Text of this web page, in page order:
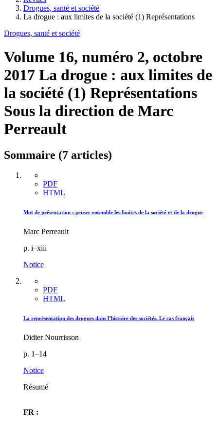
Drogues, santé et société
La drogue : aux limites de la société (1) Représentations
Drogues, santé et société
Volume 16, numéro 2, octobre
2017 La drogue : aux limites de
la société (1) Représentations
Sous la direction de Marc
Perreault
Sommaire (7 articles)
PDF
HTML
Mot de présentation : penser ensemble les limites de la société et de la drogue
Marc Perreault
p. i–xiii
Notice
PDF
HTML
La représentation des drogues dans l’histoire des sociétés. Le cas français
Didier Nourrisson
p. 1–14
Notice
Résumé
FR :